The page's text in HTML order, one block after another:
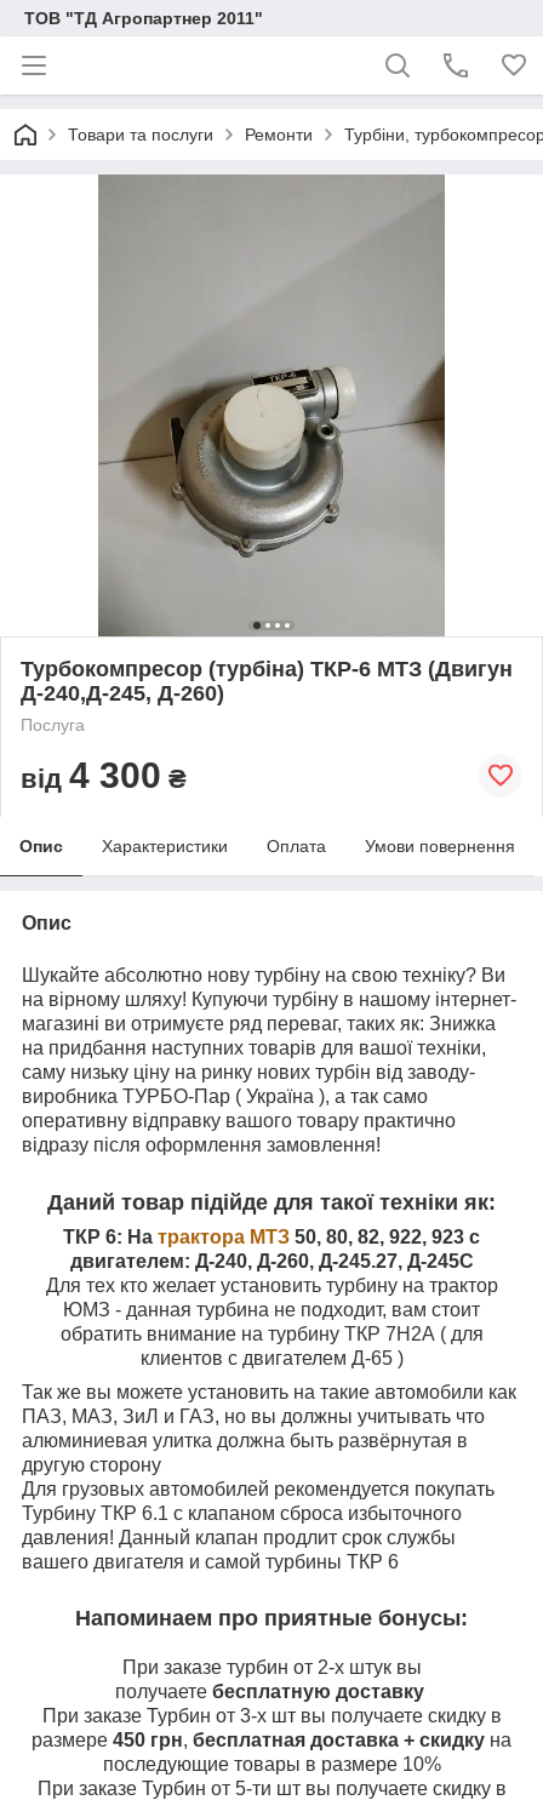
ТОВ "ТД Агропартнер 2011"
Товари та послуги Ремонти Турбіни,
Турбокомпресор (турбіна) ТКР-6 МТЗ (Двигун
Д-240,Д-245, Д-260)
Послуга
від 4 300 ₴
Опис Характеристики Оплата Умови повернення
Опис
Шукайте абсолютно нову турбіну на свою техніку? Ви
на вірному шляху! Купуючи турбіну в нашому інтернет-
магазині ви отримуєте ряд переваг, таких як: Знижка
на придбання наступних товарів для вашої техніки,
саму низьку ціну на ринку нових турбін від заводу-
виробника ТУРБО-Пар ( Україна ), а так само
оперативну відправку вашого товару практично
відразу після оформлення замовлення!
Даний товар підійде для такої техніки як:
ТКР 6: На трактора МТЗ 50, 80, 82, 922, 923 с
двигателем: Д-240, Д-260, Д-245.27, Д-245С
Для тех кто желает установить турбину на трактор
ЮМЗ - данная турбина не подходит, вам стоит
обратить внимание на турбину ТКР 7Н2А ( для
клиентов с двигателем Д-65 )
Так же вы можете установить на такие автомобили как
ПАЗ, МАЗ, ЗиЛ и ГАЗ, но вы должны учитывать что
алюминиевая улитка должна быть развёрнутая в
другую сторону
Для грузовых автомобилей рекомендуется покупать
Турбину ТКР 6.1 с клапаном сброса избыточного
давления! Данный клапан продлит срок службы
вашего двигателя и самой турбины ТКР 6
Напоминаем про приятные бонусы:
При заказе турбин от 2-х штук вы
получаете бесплатную доставку
При заказе Турбин от 3-х шт вы получаете скидку в
размере 450 грн, бесплатная доставка + скидку на
последующие товары в размере 10%
При заказе Турбин от 5-ти шт вы получаете скидку в